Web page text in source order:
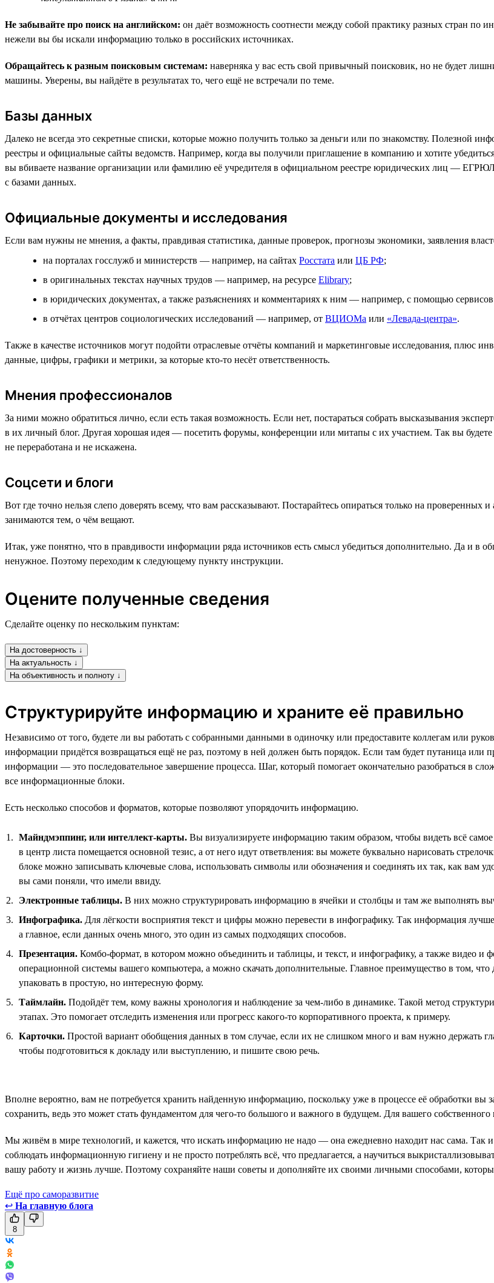
Не забывайте про поиск на английском: он даёт возможность соотнести между собой практику разных стран по
нежели вы бы искали информацию только в российских источниках.
Обращайтесь к разным поисковым системам: наверняка у вас есть свой привычный поисковик, но не будет
машины. Уверены, вы найдёте в результатах то, чего ещё не встречали по теме.
Базы данных
Далеко не всегда это секретные списки, которые можно получить только за деньги или по знакомству. Полезной
реестры и официальные сайты ведомств. Например, когда вы получили приглашение в компанию и хотите
вы вбиваете название организации или фамилию её учредителя в официальном реестре юридических лиц —
с базами данных.
Официальные документы и исследования
Если вам нужны не мнения, а факты, правдивая статистика, данные проверок, прогнозы экономики, заявления
на порталах госслужб и министерств — например, на сайтах Росстата или ЦБ РФ;
в оригинальных текстах научных трудов — например, на ресурсе Elibrary;
в юридических документах, а также разъяснениях и комментариях к ним — например, с помощью сервисов
в отчётах центров социологических исследований — например, от ВЦИОМа или «Левада-центра».
Также в качестве источников могут подойти отраслевые отчёты компаний и маркетинговые исследования, плюс
данные, цифры, графики и метрики, за которые кто-то несёт ответственность.
Мнения профессионалов
За ними можно обратиться лично, если есть такая возможность. Если нет, постараться собрать высказывания
в их личный блог. Другая хорошая идея — посетить форумы, конференции или митапы с их участием. Так вы
не переработана и не искажена.
Соцсети и блоги
Вот где точно нельзя слепо доверять всему, что вам рассказывают. Постарайтесь опираться только на
занимаются тем, о чём вещают.
Итак, уже понятно, что в правдивости информации ряда источников есть смысл убедиться дополнительно. Да и в
ненужное. Поэтому переходим к следующему пункту инструкции.
Оцените полученные сведения
Сделайте оценку по нескольким пунктам:
На достоверность ↓
На актуальность ↓
На объективность и полноту ↓
Структурируйте информацию и храните её правильно
Независимо от того, будете ли вы работать с собранными данными в одиночку или предоставите коллегам или
информации придётся возвращаться ещё не раз, поэтому в ней должен быть порядок. Если там будет путаница или
информации — это последовательное завершение процесса. Шаг, который помогает окончательно разобраться в
все информационные блоки.
Есть несколько способов и форматов, которые позволяют упорядочить информацию.
Майндмэппинг, или интеллект-карты. Вы визуализируете информацию таким образом, чтобы видеть всё
в центр листа помещается основной тезис, а от него идут ответвления: вы можете буквально нарисовать
блоке можно записывать ключевые слова, использовать символы или обозначения и соединять их так, как вам
вы сами поняли, что имели ввиду.
Электронные таблицы. В них можно структурировать информацию в ячейки и столбцы и там же выполнять
Инфографика. Для лёгкости восприятия текст и цифры можно перевести в инфографику. Так информация
а главное, если данных очень много, это один из самых подходящих способов.
Презентация. Комбо-формат, в котором можно объединить и таблицы, и текст, и инфографику, а также видео
операционной системы вашего компьютера, а можно скачать дополнительные. Главное преимущество в том,
упаковать в простую, но интересную форму.
Таймлайн. Подойдёт тем, кому важны хронология и наблюдение за чем-либо в динамике. Такой метод
этапах. Это помогает отследить изменения или прогресс какого-то корпоративного проекта, к примеру.
Карточки. Простой вариант обобщения данных в том случае, если их не слишком много и вам нужно держать
чтобы подготовиться к докладу или выступлению, и пишите свою речь.
Вполне вероятно, вам не потребуется хранить найденную информацию, поскольку уже в процессе её обработки вы
сохранить, ведь это может стать фундаментом для чего-то большого и важного в будущем. Для вашего собственного
Мы живём в мире технологий, и кажется, что искать информацию не надо — она ежедневно находит нас сама. Так
соблюдать информационную гигиену и не просто потреблять всё, что предлагается, а научиться
вашу работу и жизнь лучше. Поэтому сохраняйте наши советы и дополняйте их своими личными способами,
Ещё про саморазвитие
↩ На главную блога
8